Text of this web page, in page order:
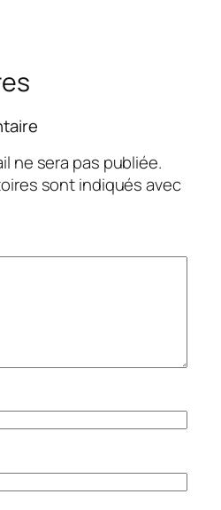
ne sera pas publiée.
sont indiqués avec